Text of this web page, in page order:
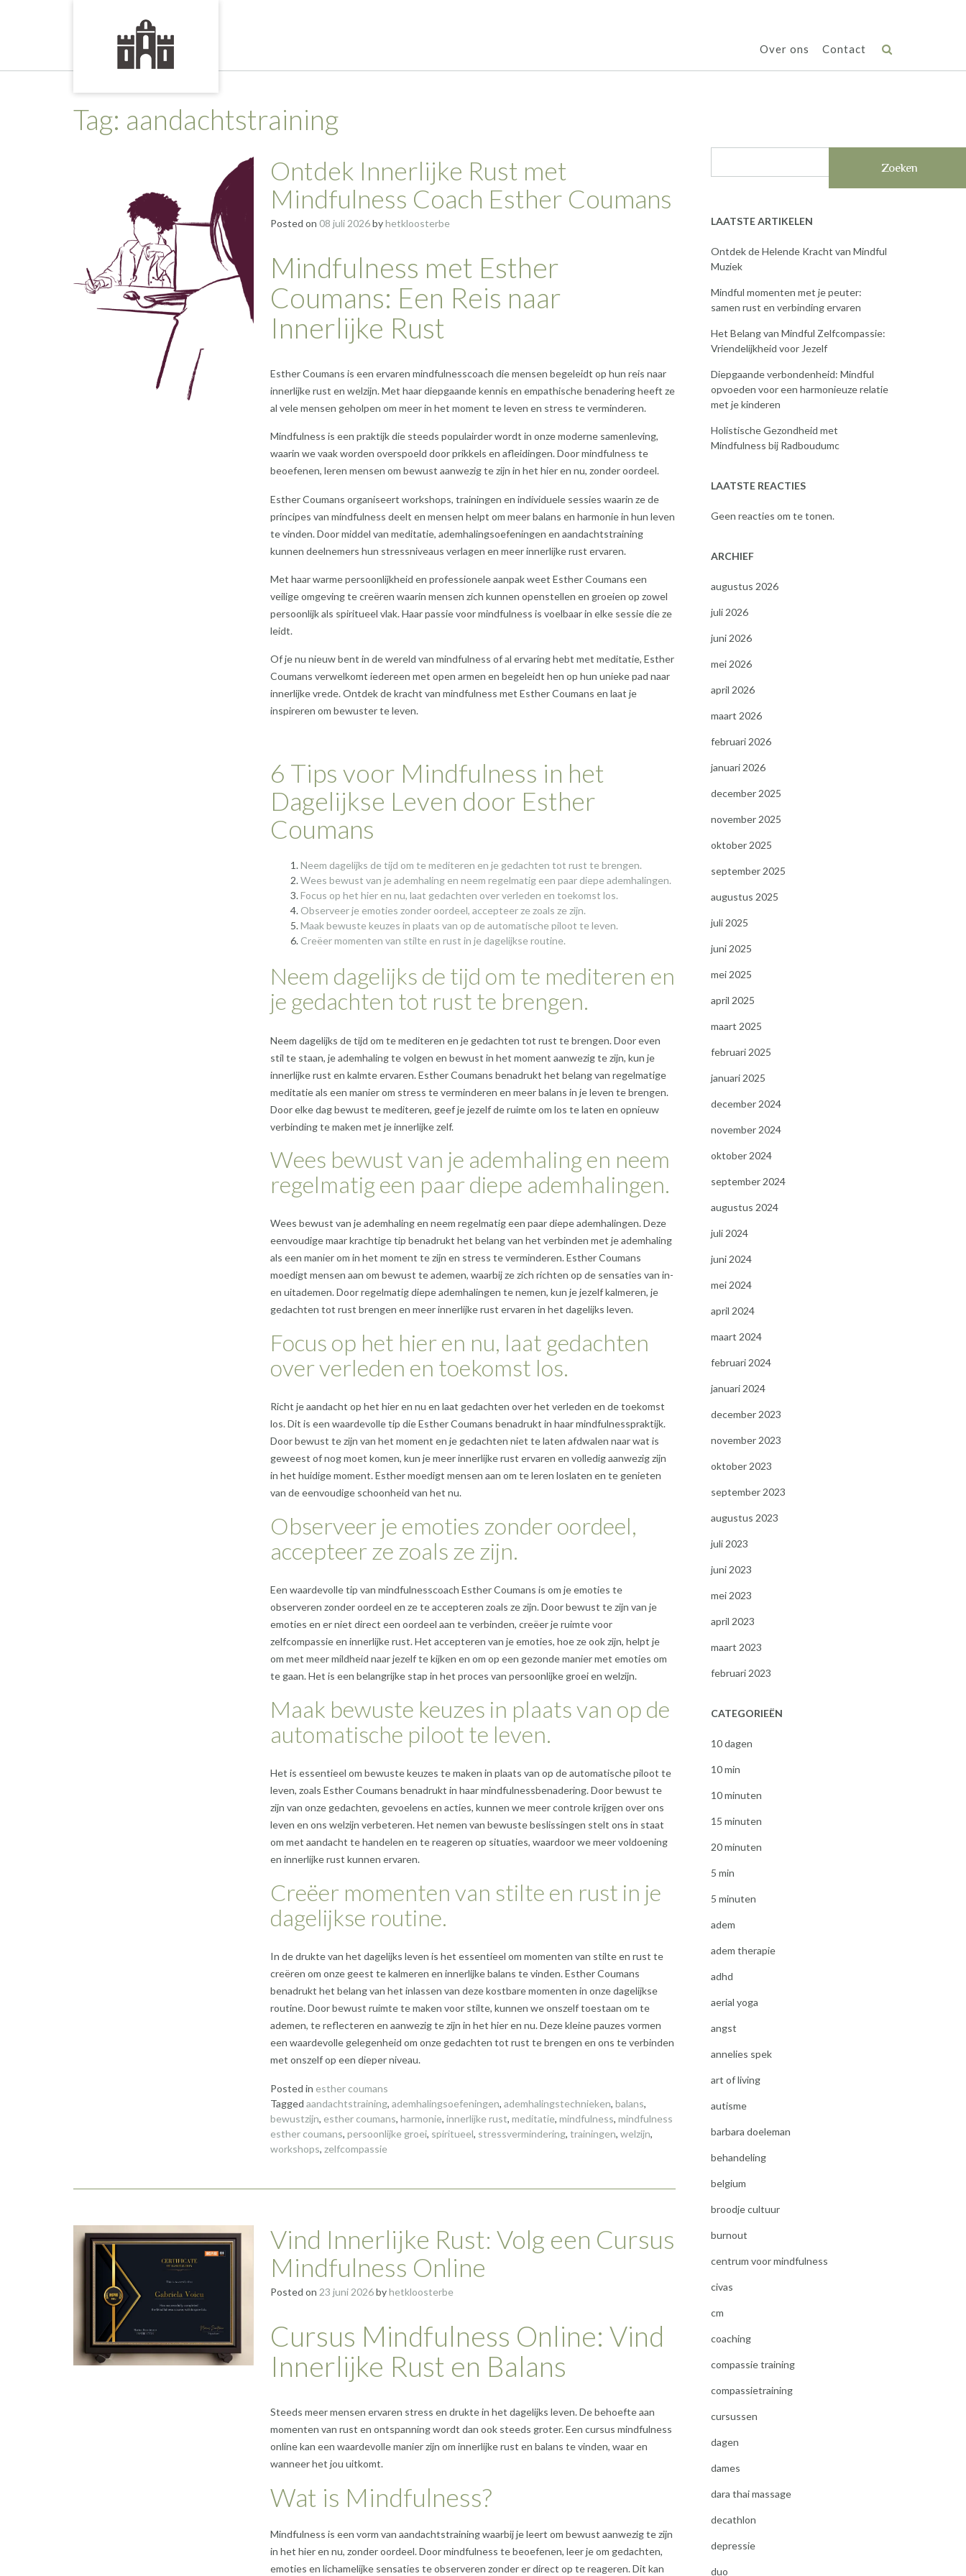
Over ons Contact
Tag: aandachtstraining
Ontdek Innerlijke Rust met
Mindfulness Coach Esther Coumans
Posted on 08 juli 2026byhetkloosterbe
Mindfulness met Esther
Coumans: Een Reis naar
Innerlijke Rust
Esther Coumans is een ervaren mindfulnesscoach die mensen begeleidt op hun reis naar
innerlijke rust en welzijn. Met haar diepgaande kennis en empathische benadering heeft ze
al vele mensen geholpen om meer in het moment te leven en stress te verminderen.
Mindfulness is een praktijk die steeds populairder wordt in onze moderne samenleving,
waarin we vaak worden overspoeld door prikkels en afleidingen. Door mindfulness te
beoefenen, leren mensen om bewust aanwezig te zijn in het hier en nu, zonder oordeel.
Esther Coumans organiseert workshops, trainingen en individuele sessies waarin ze de
principes van mindfulness deelt en mensen helpt om meer balans en harmonie in hun leven
te vinden. Door middel van meditatie, ademhalingsoefeningen en aandachtstraining
kunnen deelnemers hun stressniveaus verlagen en meer innerlijke rust ervaren.
Met haar warme persoonlijkheid en professionele aanpak weet Esther Coumans een
veilige omgeving te creëren waarin mensen zich kunnen openstellen en groeien op zowel
persoonlijk als spiritueel vlak. Haar passie voor mindfulness is voelbaar in elke sessie die ze
leidt.
Of je nu nieuw bent in de wereld van mindfulness of al ervaring hebt met meditatie, Esther
Coumans verwelkomt iedereen met open armen en begeleidt hen op hun unieke pad naar
innerlijke vrede. Ontdek de kracht van mindfulness met Esther Coumans en laat je
inspireren om bewuster te leven.
6 Tips voor Mindfulness in het
Dagelijkse Leven door Esther
Coumans
Neem dagelijks de tijd om te mediteren en je gedachten tot rust te brengen.
Wees bewust van je ademhaling en neem regelmatig een paar diepe ademhalingen.
Focus op het hier en nu, laat gedachten over verleden en toekomst los.
Observeer je emoties zonder oordeel, accepteer ze zoals ze zijn.
Maak bewuste keuzes in plaats van op de automatische piloot te leven.
Creëer momenten van stilte en rust in je dagelijkse routine.
Neem dagelijks de tijd om te mediteren en
je gedachten tot rust te brengen.
Neem dagelijks de tijd om te mediteren en je gedachten tot rust te brengen. Door even
stil te staan, je ademhaling te volgen en bewust in het moment aanwezig te zijn, kun je
innerlijke rust en kalmte ervaren. Esther Coumans benadrukt het belang van regelmatige
meditatie als een manier om stress te verminderen en meer balans in je leven te brengen.
Door elke dag bewust te mediteren, geef je jezelf de ruimte om los te laten en opnieuw
verbinding te maken met je innerlijke zelf.
Wees bewust van je ademhaling en neem
regelmatig een paar diepe ademhalingen.
Wees bewust van je ademhaling en neem regelmatig een paar diepe ademhalingen. Deze
eenvoudige maar krachtige tip benadrukt het belang van het verbinden met je ademhaling
als een manier om in het moment te zijn en stress te verminderen. Esther Coumans
moedigt mensen aan om bewust te ademen, waarbij ze zich richten op de sensaties van in-
en uitademen. Door regelmatig diepe ademhalingen te nemen, kun je jezelf kalmeren, je
gedachten tot rust brengen en meer innerlijke rust ervaren in het dagelijks leven.
Focus op het hier en nu, laat gedachten
over verleden en toekomst los.
Richt je aandacht op het hier en nu en laat gedachten over het verleden en de toekomst
los. Dit is een waardevolle tip die Esther Coumans benadrukt in haar mindfulnesspraktijk.
Door bewust te zijn van het moment en je gedachten niet te laten afdwalen naar wat is
geweest of nog moet komen, kun je meer innerlijke rust ervaren en volledig aanwezig zijn
in het huidige moment. Esther moedigt mensen aan om te leren loslaten en te genieten
van de eenvoudige schoonheid van het nu.
Observeer je emoties zonder oordeel,
accepteer ze zoals ze zijn.
Een waardevolle tip van mindfulnesscoach Esther Coumans is om je emoties te
observeren zonder oordeel en ze te accepteren zoals ze zijn. Door bewust te zijn van je
emoties en er niet direct een oordeel aan te verbinden, creëer je ruimte voor
zelfcompassie en innerlijke rust. Het accepteren van je emoties, hoe ze ook zijn, helpt je
om met meer mildheid naar jezelf te kijken en om op een gezonde manier met emoties om
te gaan. Het is een belangrijke stap in het proces van persoonlijke groei en welzijn.
Maak bewuste keuzes in plaats van op de
automatische piloot te leven.
Het is essentieel om bewuste keuzes te maken in plaats van op de automatische piloot te
leven, zoals Esther Coumans benadrukt in haar mindfulnessbenadering. Door bewust te
zijn van onze gedachten, gevoelens en acties, kunnen we meer controle krijgen over ons
leven en ons welzijn verbeteren. Het nemen van bewuste beslissingen stelt ons in staat
om met aandacht te handelen en te reageren op situaties, waardoor we meer voldoening
en innerlijke rust kunnen ervaren.
Creëer momenten van stilte en rust in je
dagelijkse routine.
In de drukte van het dagelijks leven is het essentieel om momenten van stilte en rust te
creëren om onze geest te kalmeren en innerlijke balans te vinden. Esther Coumans
benadrukt het belang van het inlassen van deze kostbare momenten in onze dagelijkse
routine. Door bewust ruimte te maken voor stilte, kunnen we onszelf toestaan om te
ademen, te reflecteren en aanwezig te zijn in het hier en nu. Deze kleine pauzes vormen
een waardevolle gelegenheid om onze gedachten tot rust te brengen en ons te verbinden
met onszelf op een dieper niveau.
Posted in esther coumans
Tagged aandachtstraining, ademhalingsoefeningen, ademhalingstechnieken, balans,
bewustzijn, esther coumans, harmonie, innerlijke rust, meditatie, mindfulness, mindfulness
esther coumans, persoonlijke groei, spiritueel, stressvermindering, trainingen, welzijn,
workshops, zelfcompassie
Vind Innerlijke Rust: Volg een Cursus
Mindfulness Online
Posted on 23 juni 2026byhetkloosterbe
Cursus Mindfulness Online: Vind
Innerlijke Rust en Balans
Steeds meer mensen ervaren stress en drukte in het dagelijks leven. De behoefte aan
momenten van rust en ontspanning wordt dan ook steeds groter. Een cursus mindfulness
online kan een waardevolle manier zijn om innerlijke rust en balans te vinden, waar en
wanneer het jou uitkomt.
Wat is Mindfulness?
Mindfulness is een vorm van aandachtstraining waarbij je leert om bewust aanwezig te zijn
in het hier en nu, zonder oordeel. Door mindfulness te beoefenen, leer je om gedachten,
emoties en lichamelijke sensaties te observeren zonder er direct op te reageren. Dit kan
Zoeken
LAATSTE ARTIKELEN
Ontdek de Helende Kracht van Mindful
Muziek
Mindful momenten met je peuter:
samen rust en verbinding ervaren
Het Belang van Mindful Zelfcompassie:
Vriendelijkheid voor Jezelf
Diepgaande verbondenheid: Mindful
opvoeden voor een harmonieuze relatie
met je kinderen
Holistische Gezondheid met
Mindfulness bij Radboudumc
LAATSTE REACTIES
Geen reacties om te tonen.
ARCHIEF
augustus 2026
juli 2026
juni 2026
mei 2026
april 2026
maart 2026
februari 2026
januari 2026
december 2025
november 2025
oktober 2025
september 2025
augustus 2025
juli 2025
juni 2025
mei 2025
april 2025
maart 2025
februari 2025
januari 2025
december 2024
november 2024
oktober 2024
september 2024
augustus 2024
juli 2024
juni 2024
mei 2024
april 2024
maart 2024
februari 2024
januari 2024
december 2023
november 2023
oktober 2023
september 2023
augustus 2023
juli 2023
juni 2023
mei 2023
april 2023
maart 2023
februari 2023
CATEGORIEËN
10 dagen
10 min
10 minuten
15 minuten
20 minuten
5 min
5 minuten
adem
adem therapie
adhd
aerial yoga
angst
annelies spek
art of living
autisme
barbara doeleman
behandeling
belgium
broodje cultuur
burnout
centrum voor mindfulness
civas
cm
coaching
compassie training
compassietraining
cursussen
dagen
dames
dara thai massage
decathlon
depressie
duo